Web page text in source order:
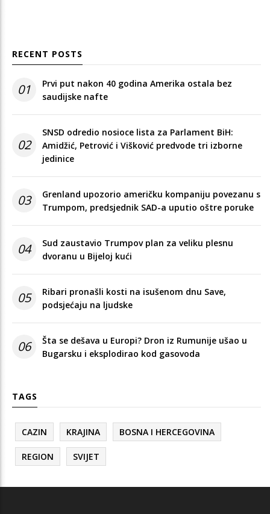
RECENT POSTS
01
Prvi put nakon 40 godina Amerika ostala bez
saudijske nafte
02
SNSD odredio nosioce lista za Parlament BiH:
Amidžić, Petrović i Višković predvode tri izborne
jedinice
03
Grenland upozorio američku kompaniju povezanu s
Trumpom, predsjednik SAD-a uputio oštre poruke
04
Sud zaustavio Trumpov plan za veliku plesnu
dvoranu u Bijeloj kući
05
Ribari pronašli kosti na isušenom dnu Save,
podsjećaju na ljudske
06
Šta se dešava u Europi? Dron iz Rumunije ušao u
Bugarsku i eksplodirao kod gasovoda
TAGS
CAZIN KRAJINA BOSNA I HERCEGOVINA
REGION SVIJET